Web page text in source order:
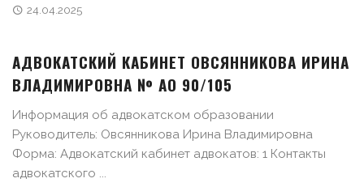
24.04.2025
АДВОКАТСКИЙ КАБИНЕТ ОВСЯННИКОВА ИРИНА
ВЛАДИМИРОВНА № АО 90/105
Информация об адвокатском образовании
Руководитель: Овсянникова Ирина Владимировна
Форма: Адвокатский кабинет адвокатов: 1 Контакты
адвокатского ...